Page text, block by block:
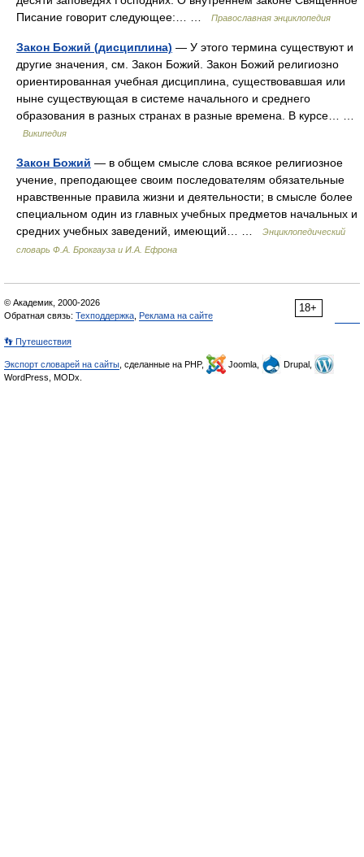
Писание говорит следующее:… …
Православная энциклопедия
Закон Божий (дисциплина) — У этого термина существуют и
другие значения, см. Закон Божий. Закон Божий религиозно
ориентированная учебная дисциплина, существовавшая или
ныне существующая в системе начального и среднего
образования в разных странах в разные времена. В курсе… …
Википедия
Закон Божий — в общем смысле слова всякое религиозное
учение, преподающее своим последователям обязательные
нравственные правила жизни и деятельности; в смысле более
специальном один из главных учебных предметов начальных и
средних учебных заведений, имеющий… …
Энциклопедический
словарь Ф.А. Брокгауза и И.А. Ефрона
18+
© Академик, 2000-2026
Обратная связь: Техподдержка Реклама на сайте
👣 Путешествия
Экспорт словарей на сайты , сделанные на PHP, Joomla,
Drupal,
WordPress, MODx.